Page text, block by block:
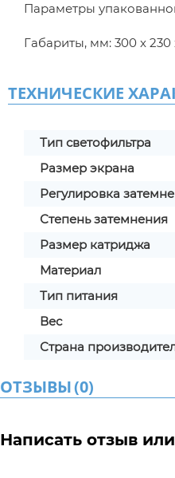
Параметры
Габариты, мм: 300 x 230
ТЕХНИЧЕСКИЕ
Тип светофильтра
Размер экрана
Регулировка
Степень затемнения
Размер катриджа
Материал
Тип питания
Вес
Страна
ОТЗЫВЫ(0)
Написать отзыв